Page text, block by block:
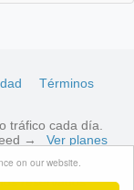
on our website.
Términos
tráfico cada día.
→
Ver planes
reservados